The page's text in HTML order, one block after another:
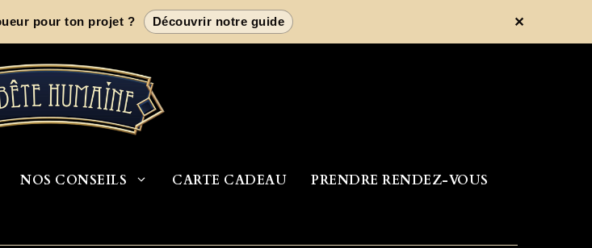
pour ton projet ? Découvrir notre guide ✕
NOS CONSEILS CARTE CADEAU PRENDRE RENDEZ-VOUS